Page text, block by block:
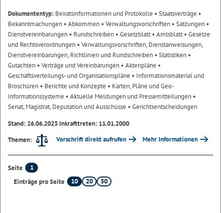
Dokumententyp: Beiratsinformationen und Protokolle • Staatsverträge •
Bekanntmachungen • Abkommen • Verwaltungsvorschriften • Satzungen •
Dienstvereinbarungen • Rundschreiben • Gesetzblatt• Amtsblatt• Gesetze
und Rechtsverordnungen • Verwaltungsvorschriften, Dienstanweisungen,
Dienstvereinbarungen, Richtlinien und Rundschreiben • Statistiken •
Gutachten • Verträge und Vereinbarungen • Aktenpläne •
Geschäftsverteilungs- und Organisationspläne • Informationsmaterial und
Broschüren • Berichte und Konzepte • Karten, Pläne und Geo-
Informationssysteme • Aktuelle Meldungen und Pressemitteilungen •
Senat, Magistrat, Deputation und Ausschüsse • Gerichtsentscheidungen
Stand: 26.06.2023 Inkrafttreten: 11.01.2000
Themen:
Vorschrift direkt aufrufen Mehr Informationen
Seite
1
Einträge pro Seite
10 20 50